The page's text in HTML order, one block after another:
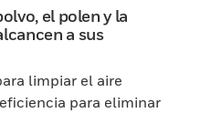
el polen y la
a sus
limpiar el aire
para eliminar